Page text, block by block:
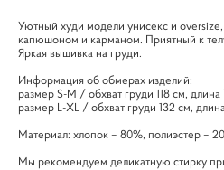
Уютный худи модели унисекс и
капюшоном и карманом. Приятный к
Яркая вышивка на груди.
Информация об обмерах изделий:
размер S-M / обхват груди 118 см,
размер L-XL / обхват груди 132 см,
Материал: хлопок – 80%, полиэстер –
Мы рекомендуем деликатную стирку